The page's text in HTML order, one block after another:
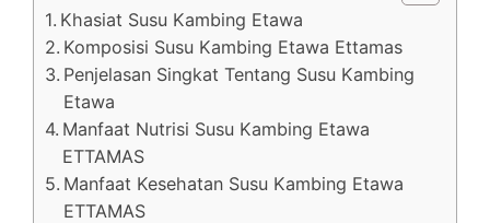
Khasiat Susu Kambing Etawa
Komposisi Susu Kambing Etawa Ettamas
Penjelasan Singkat Tentang Susu Kambing
Etawa
Manfaat Nutrisi Susu Kambing Etawa
ETTAMAS
Manfaat Kesehatan Susu Kambing Etawa
ETTAMAS